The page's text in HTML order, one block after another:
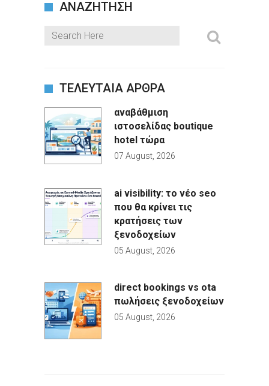
ΑΝΑΖΗΤΗΣΗ
ΤΕΛΕΥΤΑΙΑ ΑΡΘΡΑ
αναβάθμιση
ιστοσελίδας boutique
hotel τώρα
07 August, 2026
ai visibility: το νέο seo
που θα κρίνει τις
κρατήσεις των
ξενοδοχείων
05 August, 2026
direct bookings vs ota
πωλήσεις ξενοδοχείων
05 August, 2026